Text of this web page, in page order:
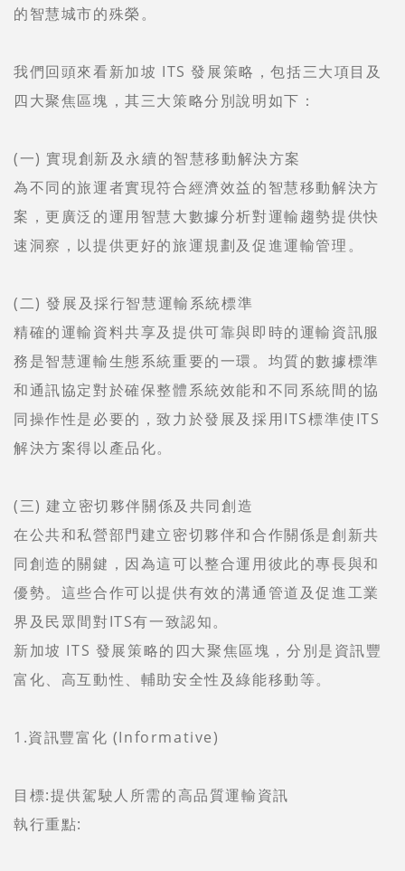
的智慧城市的殊榮。
我們回頭來看新加坡 ITS 發展策略，包括三大項目及
四大聚焦區塊，其三大策略分別說明如下：
(一) 實現創新及永續的智慧移動解決方案
為不同的旅運者實現符合經濟效益的智慧移動解決方
案，更廣泛的運用智慧大數據分析對運輸趨勢提供快
速洞察，以提供更好的旅運規劃及促進運輸管理。
(二) 發展及採行智慧運輸系統標準
精確的運輸資料共享及提供可靠與即時的運輸資訊服
務是智慧運輸生態系統重要的一環。均質的數據標準
和通訊協定對於確保整體系統效能和不同系統間的協
同操作性是必要的，致力於發展及採用ITS標準使ITS
解決方案得以產品化。
(三) 建立密切夥伴關係及共同創造
在公共和私營部門建立密切夥伴和合作關係是創新共
同創造的關鍵，因為這可以整合運用彼此的專長與和
優勢。這些合作可以提供有效的溝通管道及促進工業
界及民眾間對ITS有一致認知。
新加坡 ITS 發展策略的四大聚焦區塊，分別是資訊豐
富化、高互動性、輔助安全性及綠能移動等。
1.資訊豐富化 (Informative)
目標:提供駕駛人所需的高品質運輸資訊
執行重點: